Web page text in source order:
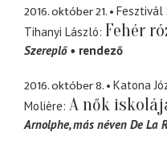
2016. október 21.
Fesztivál
Tihanyi László Fehér
Szereplő
rendező
2016. október 8.
Katona
Molière A nők
Arnolphe más néven De La